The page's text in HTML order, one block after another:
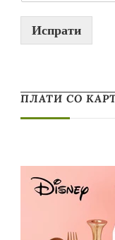
Испрати
ПЛАТИ СО